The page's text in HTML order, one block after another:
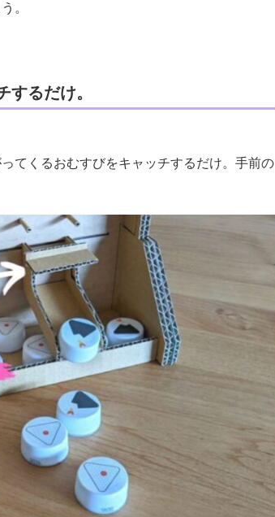
。
るだけ。
てくるおむすびをキャッチするだけ。手前の